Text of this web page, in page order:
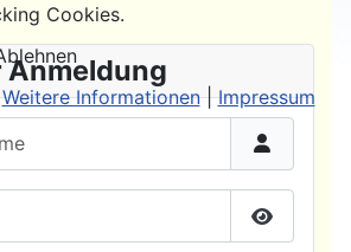
Anmeldung
Passwort
Cookies.
Weitere Informationen|Impressum